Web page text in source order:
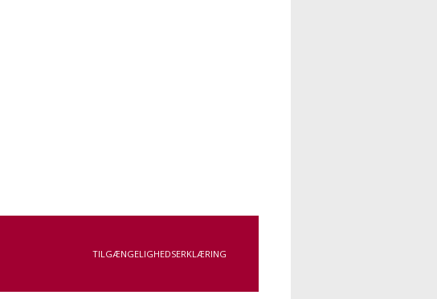
TILGÆNGELIGHEDSERKLÆRING